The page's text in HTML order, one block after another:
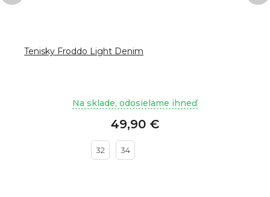
Tenisky Froddo Light Denim
Na sklade, odosielame ihneď
49,90 €
32 34